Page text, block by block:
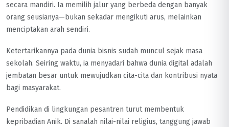
secara mandiri. Ia memilih jalur yang berbeda dengan banyak
orang seusianya—bukan sekadar mengikuti arus, melainkan
menciptakan arah sendiri.
Ketertarikannya pada dunia bisnis sudah muncul sejak masa
sekolah. Seiring waktu, ia menyadari bahwa dunia digital adalah
jembatan besar untuk mewujudkan cita-cita dan kontribusi nyata
bagi masyarakat.
Pendidikan di lingkungan pesantren turut membentuk
kepribadian Anik. Di sanalah nilai-nilai religius, tanggung jawab